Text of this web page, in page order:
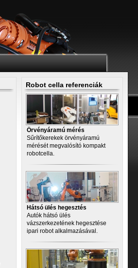
Robot cella referenciák
Örvényáramú mérés
Sűrítőkerekek örvényáramú
mérését megvalósító kompakt
robotcella.
Hátsó ülés hegesztés
Autók hátsó ülés
vázszerkezetének hegesztése
ipari robot alkalmazásával.